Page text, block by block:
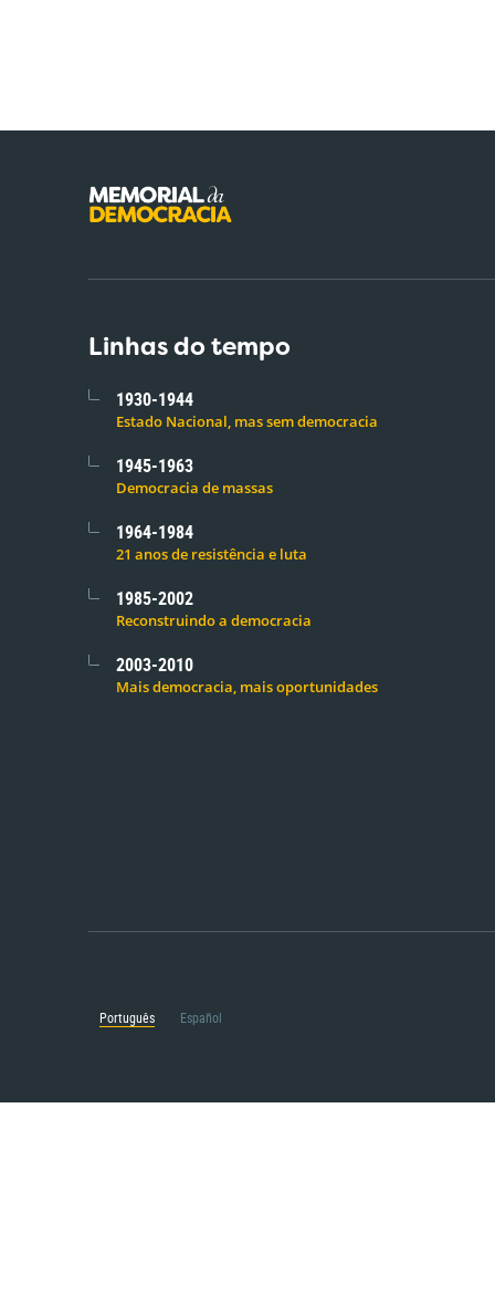
Linhas do tempo
1930-1944
Estado Nacional, mas sem democracia
1945-1963
Democracia de massas
1964-1984
21 anos de resistência e luta
1985-2002
Reconstruindo a democracia
2003-2010
Mais democracia, mais oportunidades
Português Español